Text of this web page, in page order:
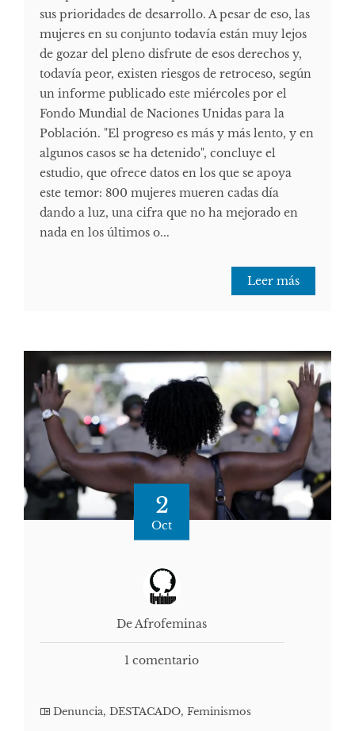
sus prioridades de desarrollo. A pesar de eso, las
mujeres en su conjunto todavía están muy lejos
de gozar del pleno disfrute de esos derechos y,
todavía peor, existen riesgos de retroceso, según
un informe publicado este miércoles por el
Fondo Mundial de Naciones Unidas para la
Población. "El progreso es más y más lento, y en
algunos casos se ha detenido", concluye el
estudio, que ofrece datos en los que se apoya
este temor: 800 mujeres mueren cadas día
dando a luz, una cifra que no ha mejorado en
nada en los últimos o...
Leer más
2
Oct
De Afrofeminas
1 comentario
Denuncia, DESTACADO, Feminismos